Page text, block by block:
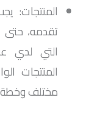
المنتجات:
تقدمه، حتى
التي لدي
المنتجات
مختلف